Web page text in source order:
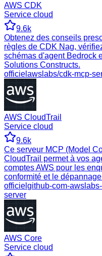
AWS CDK
Service cloud
9.6k
Obtenez des conseils
règles de CDK Nag,
schémas d'agent Bedrock
Solutions Constructs.
officiel awslabs/cdk-mcp-
AWS CloudTrail
Service cloud
9.6k
Ce serveur MCP (Model
CloudTrail permet à vos
comptes AWS pour les
conformité et le
officiel github-com-
server
AWS Core
Service cloud